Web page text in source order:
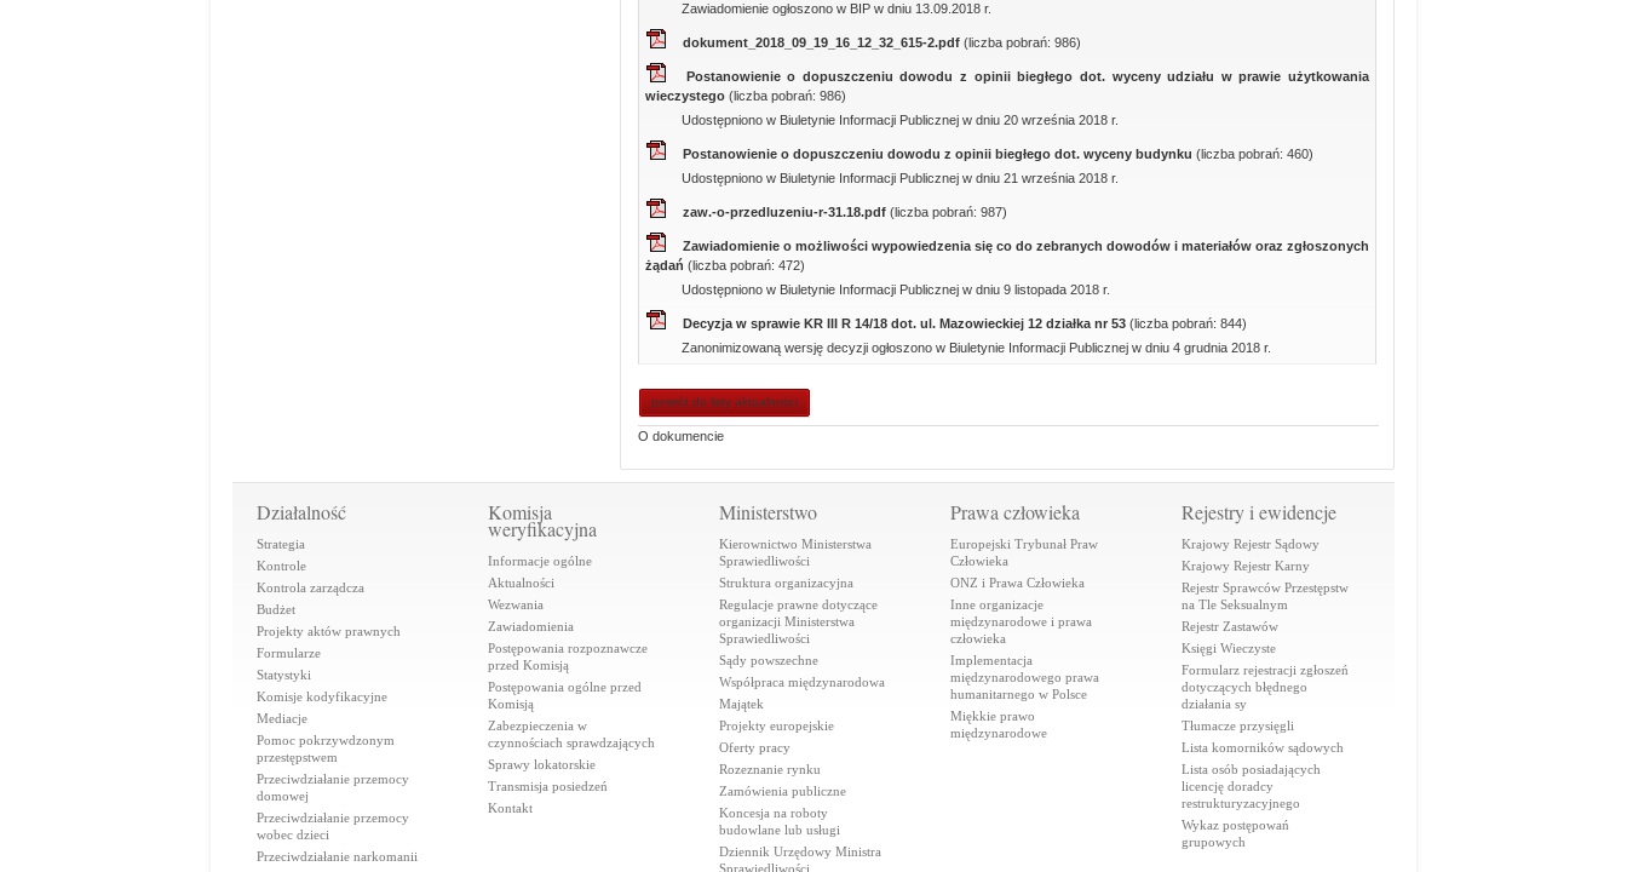
Zawiadomienie ogłoszono w BIP w dniu 13.09.2018 r.
dokument_2018_09_19_16_12_32_615-2.pdf (liczba pobrań: 986)
Postanowienie o dopuszczeniu dowodu z opinii biegłego dot. wyceny udziału w prawie użytkowania
wieczystego (liczba pobrań: 986)
Udostępniono w Biuletynie Informacji Publicznej w dniu 20 września 2018 r.
Postanowienie o dopuszczeniu dowodu z opinii biegłego dot. wyceny budynku (liczba pobrań: 460)
Udostępniono w Biuletynie Informacji Publicznej w dniu 21 września 2018 r.
zaw.-o-przedluzeniu-r-31.18.pdf (liczba pobrań: 987)
Zawiadomienie o możliwości wypowiedzenia się co do zebranych dowodów i materiałów oraz zgłoszonych
żądań (liczba pobrań: 472)
Udostępniono w Biuletynie Informacji Publicznej w dniu 9 listopada 2018 r.
Decyzja w sprawie KR III R 14/18 dot. ul. Mazowieckiej 12 działka nr 53 (liczba pobrań: 844)
Zanonimizowaną wersję decyzji ogłoszono w Biuletynie Informacji Publicznej w dniu 4 grudnia 2018 r.
powrót do listy aktualności
O dokumencie
Działalność
Strategia
Kontrole
Kontrola zarządcza
Budżet
Projekty aktów prawnych
Formularze
Statystyki
Komisje kodyfikacyjne
Mediacje
Pomoc pokrzywdzonym
przestępstwem
Przeciwdziałanie przemocy
domowej
Przeciwdziałanie przemocy
wobec dzieci
Przeciwdziałanie narkomanii
Komisja
weryfikacyjna
Informacje ogólne
Aktualności
Wezwania
Zawiadomienia
Postępowania rozpoznawcze
przed Komisją
Postępowania ogólne przed
Komisją
Zabezpieczenia w
czynnościach sprawdzających
Sprawy lokatorskie
Transmisja posiedzeń
Kontakt
Ministerstwo
Kierownictwo Ministerstwa
Sprawiedliwości
Struktura organizacyjna
Regulacje prawne dotyczące
organizacji Ministerstwa
Sprawiedliwości
Sądy powszechne
Współpraca międzynarodowa
Majątek
Projekty europejskie
Oferty pracy
Rozeznanie rynku
Zamówienia publiczne
Koncesja na roboty
budowlane lub usługi
Dziennik Urzędowy Ministra
Sprawiedliwości
Prawa człowieka
Europejski Trybunał Praw
Człowieka
ONZ i Prawa Człowieka
Inne organizacje
międzynarodowe i prawa
człowieka
Implementacja
międzynarodowego prawa
humanitarnego w Polsce
Miękkie prawo
międzynarodowe
Rejestry i ewidencje
Krajowy Rejestr Sądowy
Krajowy Rejestr Karny
Rejestr Sprawców Przestępstw
na Tle Seksualnym
Rejestr Zastawów
Księgi Wieczyste
Formularz rejestracji zgłoszeń
dotyczących błędnego
działania sy
Tłumacze przysięgli
Lista komorników sądowych
Lista osób posiadających
licencję doradcy
restrukturyzacyjnego
Wykaz postępowań
grupowych